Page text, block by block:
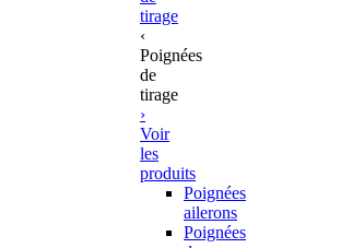
tirage
‹
Poignées
de
tirage
›
Voir
les
produits
Poignées
ailerons
Poignées